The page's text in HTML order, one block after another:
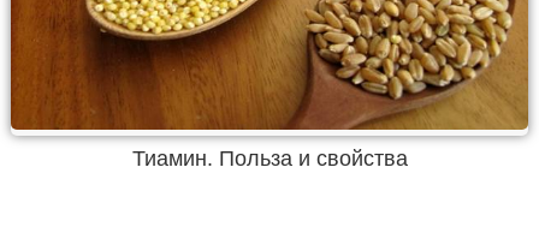
Тиамин. Польза и свойства